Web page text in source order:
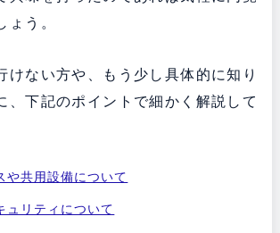
ょう。
けない方や、もう少し具体的に知り
、下記のポイントで細かく解説して
や共用設備について
ュリティについて